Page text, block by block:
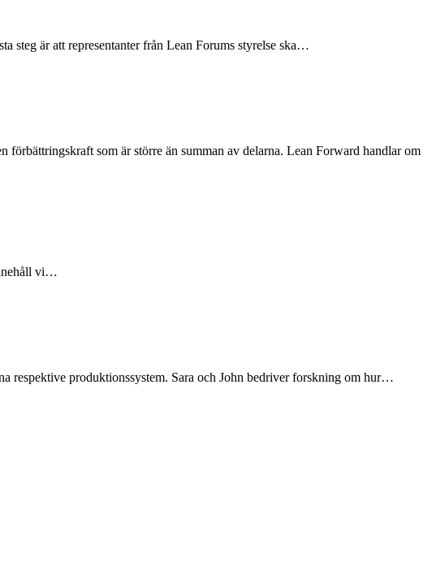
steg är att representanter från Lean Forums styrelse ska…
som är större än summan av delarna. Lean Forward handlar om
vi…
respektive produktionssystem. Sara och John bedriver forskning om hur…